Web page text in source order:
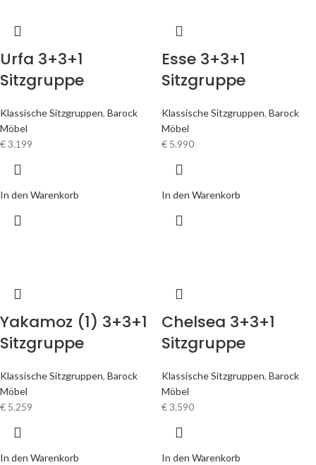
Urfa 3+3+1
Sitzgruppe
Klassische Sitzgruppen, Barock
Möbel
€3.199
In den Warenkorb
Esse 3+3+1
Sitzgruppe
Klassische Sitzgruppen, Barock
Möbel
€ 5.990
In den Warenkorb
Yakamoz (1) 3+3+1
Sitzgruppe
Klassische Sitzgruppen, Barock
Möbel
€ 5.259
In den Warenkorb
Chelsea 3+3+1
Sitzgruppe
Klassische Sitzgruppen, Barock
Möbel
€3.590
In den Warenkorb